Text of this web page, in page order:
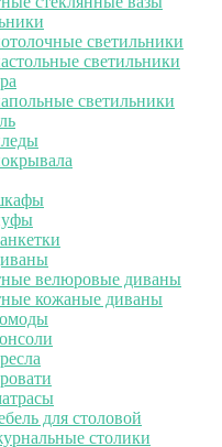
светильники
светильники
светильники
велюровые диваны
кожаные диваны
для столовой
столики